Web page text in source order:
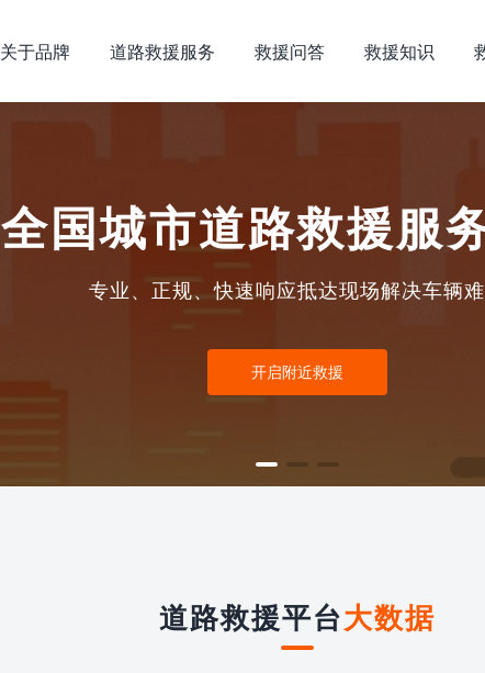
关于品牌 道路救援服务 救援问答 救援知识
全国城市道路救援服
专业、正规、快速响应抵达现场解决车辆
开启附近救援
道路救援平台大数据